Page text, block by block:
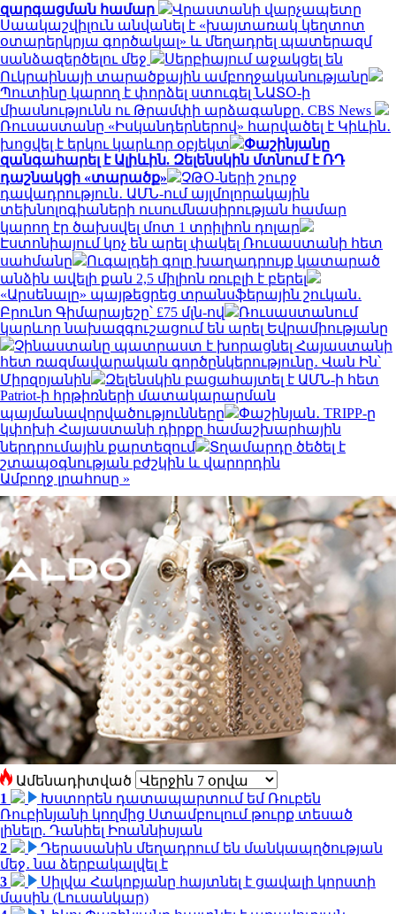
զարգացման համար
Վրաստանի վարչապետը
Սաակաշվիլուն անվանել է «խայտառակ կեղտոտ
օտարերկրյա գործակալ» և մեղադրել պատերազմ
սանձազերծելու մեջ
Սերբիայում աջակցել են
Ուկրաինայի տարածքային ամբողջականությանը
Պուտինը կարող է փորձել ստուգել ՆԱՏՕ-ի
միասնությունն ու Թրամփի արձագանքը. CBS News
Ռուսաստանը «Իսկանդերներով» հարվածել է Կիևին․
խոցվել է երկու կարևոր օբյեկտ
Փաշինյանը
զանգահարել է Ալիևին. Զելենսկին մտնում է ՌԴ
դաշնակցի «տարածք»
ՉԹՕ-ների շուրջ
դավադրություն․ ԱՄՆ-ում այլմոլորակային
տեխնոլոգիաների ուսումնասիրության համար
կարող էր ծախսվել մոտ 1 տրիլիոն դոլար
Էստոնիայում կոչ են արել փակել Ռուսաստանի հետ
սահմանը
Ուգալդեի գոլը խաղադրույք կատարած
անձին ավելի քան 2,5 միլիոն ռուբլի է բերել
«Արսենալը» պայթեցրեց տրանսֆերային շուկան․
Բրունո Գիմարայեշը՝ £75 մլն-ով
Ռուսաստանում
կարևոր նախազգուշացում են արել Եվրամիությանը
Չինաստանը պատրաստ է խորացնել Հայաստանի
հետ ռազմավարական գործընկերությունը․ Վան Ին՝
Միրզոյանին
Զելենսկին բացահայտել է ԱՄՆ-ի հետ
Patriot-ի հրթիռների մատակարարման
պայմանավորվածությունները
Փաշինյան․ TRIPP-ը
կփոխի Հայաստանի դիրքը համաշխարհային
ներդրումային քարտեզում
Տղամարդը ծեծել է
շտապօգնության բժշկին և վարորդին
Ամբողջ լրահոսը »
Ամենադիտված
1
Խստորեն դատապարտում եմ Ռուբեն
Ռուբինյանի կողմից Ստամբուլում թուրք տեսած
լինելը. Դանիել Իոաննիսյան
2
Դերասանին մեղադրում են մանկապղծության
մեջ․ նա ձերբակալվել է
3
Սիլվա Հակոբյանը հայտնել է ցավալի կորստի
մասին (Լուսանկար)